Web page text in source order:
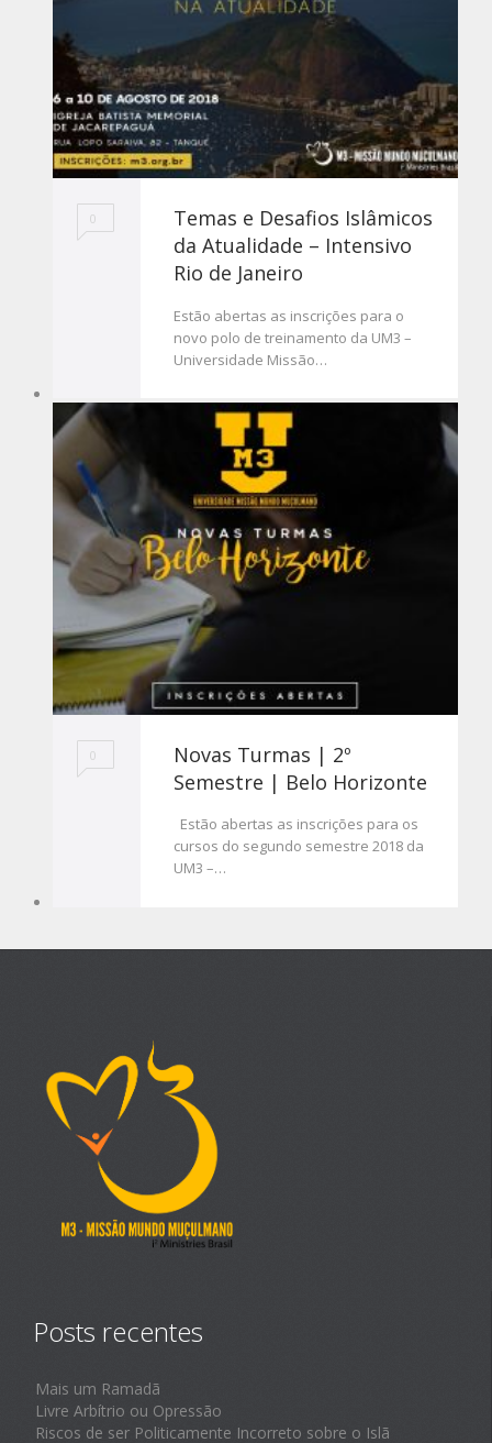
0
Temas e Desafios Islâmicos
da Atualidade – Intensivo
Rio de Janeiro
Estão abertas as inscrições para o
novo polo de treinamento da UM3 –
Universidade Missão…
0
Novas Turmas | 2º
Semestre | Belo Horizonte
Estão abertas as inscrições para os
cursos do segundo semestre 2018 da
UM3 –…
Posts recentes
Mais um Ramadã
Livre Arbítrio ou Opressão
Riscos de ser Politicamente Incorreto sobre o Islã